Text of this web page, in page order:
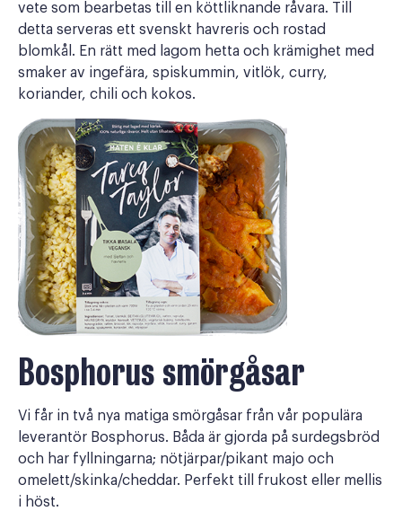
vete som bearbetas till en köttliknande råvara. Till
detta serveras ett svenskt havreris och rostad
blomkål. En rätt med lagom hetta och krämighet med
smaker av ingefära, spiskummin, vitlök, curry,
koriander, chili och kokos.
Bosphorus smörgåsar
Vi får in två nya matiga smörgåsar från vår populära
leverantör Bosphorus. Båda är gjorda på surdegsbröd
och har fyllningarna; nötjärpar/pikant majo och
omelett/skinka/cheddar. Perfekt till frukost eller mellis
i höst.